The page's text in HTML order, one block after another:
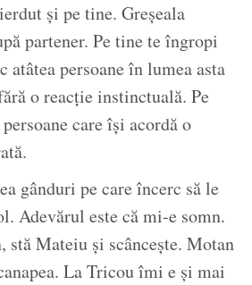
și pe tine. Greșeala
partener. Pe tine te îngropi
atâtea persoane în lumea asta
o reacție instinctuală. Pe
care își acordă o
gânduri pe care încerc să le
Adevărul este că mi-e somn.
Mateiu și scâncește. Motan
La Tricou îmi e și mai